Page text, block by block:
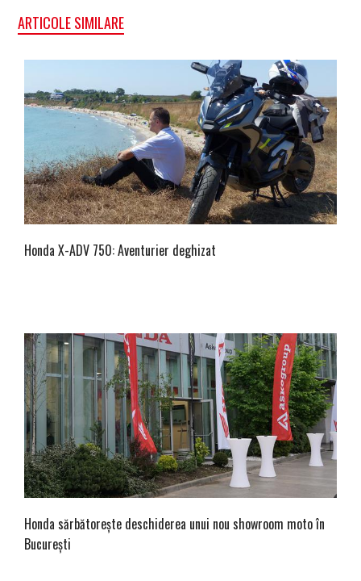
ARTICOLE SIMILARE
Honda X-ADV 750: Aventurier deghizat
Honda sărbătorește deschiderea unui nou showroom moto în
București